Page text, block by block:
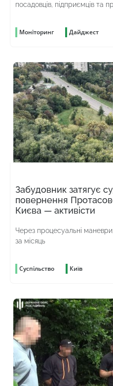
посадовців, підприємців та
Моніторинг Дайджест
Забудовник затягує
повернення
Києва — активісти
Через процесуальні
за місяць
Суспільство Київ